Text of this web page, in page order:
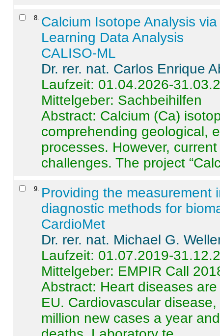
8 Calcium Isotope Analysis
Learning Data Analysis
CALISO-ML
Dr. rer. nat. Carlos Enrique
Laufzeit: 01.04.2026-
Mittelgeber: Sachbeihilfen
Abstract: Calcium (Ca)
comprehending geological,
processes. However,
challenges. The project
9
Providing the measurement
diagnostic methods for
CardioMet
Dr. rer. nat. Michael G.
Laufzeit: 01.07.2019-
Mittelgeber: EMPIR Call
Abstract: Heart diseases
EU. Cardiovascular
million new cases a year